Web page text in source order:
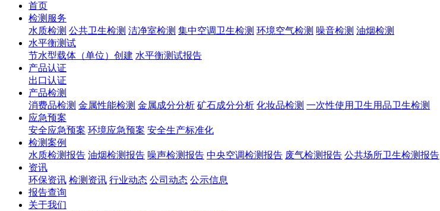
首页
检测服务
水质检测 公共卫生检测 洁净室检测 集中空调卫生检测 环境空气检测 噪音检测 油烟检测
水平衡测试
节水型载体（单位）创建 水平衡测试报告
产品认证
出口认证
产品检测
消费品检测 金属性能检测 金属成分分析 矿石成分分析 化妆品检测 一次性使用卫生用品卫生检测
应急预案
安全应急预案 环境应急预案 安全生产标准化
检测案例
水质检测报告 油烟检测报告 噪声检测报告 中央空调检测报告 废气检测报告 公共场所卫生检测报告
资讯
环保资讯 检测资讯 行业动态 公司动态 公示信息
报告查询
关于我们